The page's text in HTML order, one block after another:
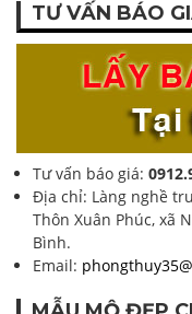
TƯ VẤN BÁO
Tư vấn báo giá:
Địa chỉ: Làng nghề
Thôn Xuân Phúc, xã
Bình.
Email: